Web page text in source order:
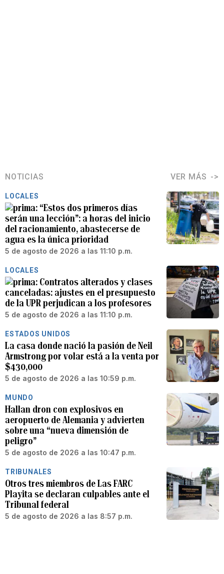
NOTICIAS VER MÁS
LOCALES
“Estos dos primeros días
serán una lección”: a horas del inicio
del racionamiento, abastecerse de
agua es la única prioridad
5 de agosto de 2026 a las 11:10 p.m.
LOCALES
Contratos alterados y clases
canceladas: ajustes en el presupuesto
de la UPR perjudican a los profesores
5 de agosto de 2026 a las 11:10 p.m.
ESTADOS UNIDOS
La casa donde nació la pasión de Neil
Armstrong por volar está a la venta por
$430,000
5 de agosto de 2026 a las 10:59 p.m.
MUNDO
Hallan dron con explosivos en
aeropuerto de Alemania y advierten
sobre una “nueva dimensión de
peligro”
5 de agosto de 2026 a las 10:47 p.m.
TRIBUNALES
Otros tres miembros de Las FARC
Playita se declaran culpables ante el
Tribunal federal
5 de agosto de 2026 a las 8:57 p.m.